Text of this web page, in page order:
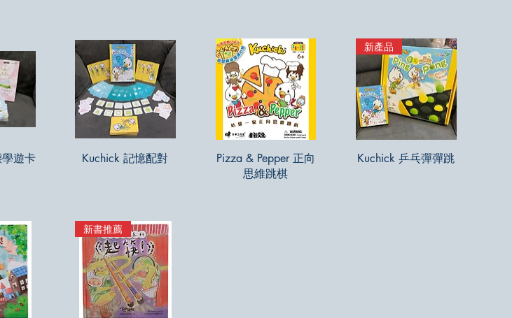
遊卡
快速瀏覽
Kuchick 記憶配對 快速瀏覽
Pizza & Pepper 正向
思維跳棋
快速瀏覽
新產品
Kuchick 乒乓彈彈跳
新書推薦